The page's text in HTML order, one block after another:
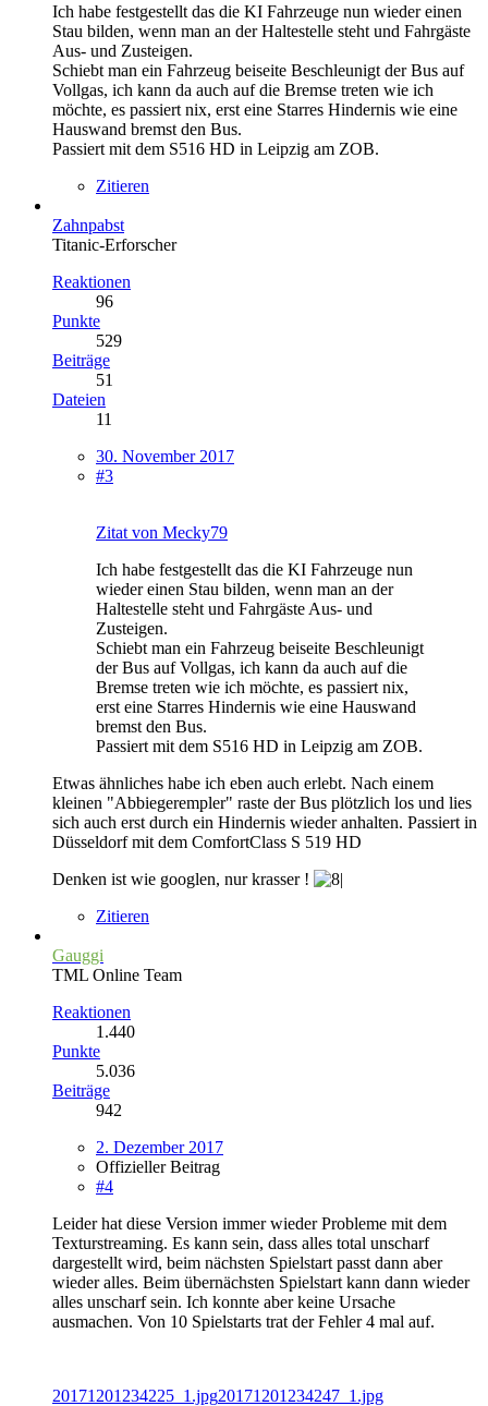
Ich habe festgestellt das die KI Fahrzeuge nun wieder einen
Stau bilden, wenn man an der Haltestelle steht und Fahrgäste
Aus- und Zusteigen.
Schiebt man ein Fahrzeug beiseite Beschleunigt der Bus auf
Vollgas, ich kann da auch auf die Bremse treten wie ich
möchte, es passiert nix, erst eine Starres Hindernis wie eine
Hauswand bremst den Bus.
Passiert mit dem S516 HD in Leipzig am ZOB.
Zitieren
Zahnpabst
Titanic-Erforscher
Reaktionen
96
Punkte
529
Beiträge
51
Dateien
11
30. November 2017
#3
Zitat von Mecky79
Ich habe festgestellt das die KI Fahrzeuge nun
wieder einen Stau bilden, wenn man an der
Haltestelle steht und Fahrgäste Aus- und
Zusteigen.
Schiebt man ein Fahrzeug beiseite Beschleunigt
der Bus auf Vollgas, ich kann da auch auf die
Bremse treten wie ich möchte, es passiert nix,
erst eine Starres Hindernis wie eine Hauswand
bremst den Bus.
Passiert mit dem S516 HD in Leipzig am ZOB.
Etwas ähnliches habe ich eben auch erlebt. Nach einem
kleinen "Abbiegerempler" raste der Bus plötzlich los und lies
sich auch erst durch ein Hindernis wieder anhalten. Passiert in
Düsseldorf mit dem ComfortClass S 519 HD
Denken ist wie googlen, nur krasser !
Zitieren
Gauggi
TML Online Team
Reaktionen
1.440
Punkte
5.036
Beiträge
942
2. Dezember 2017
Offizieller Beitrag
#4
Leider hat diese Version immer wieder Probleme mit dem
Texturstreaming. Es kann sein, dass alles total unscharf
dargestellt wird, beim nächsten Spielstart passt dann aber
wieder alles. Beim übernächsten Spielstart kann dann wieder
alles unscharf sein. Ich konnte aber keine Ursache
ausmachen. Von 10 Spielstarts trat der Fehler 4 mal auf.
20171201234225_1.jpg20171201234247_1.jpg